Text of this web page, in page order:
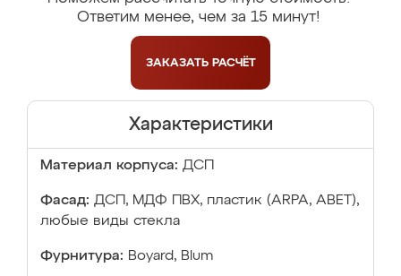
Ответим менее, чем за 15 минут!
ЗАКАЗАТЬ РАСЧЁТ
Характеристики
Материал корпуса: ДСП
Фасад: ДСП, МДФ ПВХ, пластик (ARPA, ABET),
любые виды стекла
Фурнитура: Boyard, Blum